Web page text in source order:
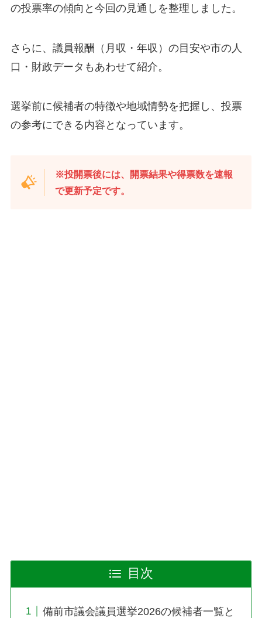
の投票率の傾向と今回の見通しを整理しました。
さらに、議員報酬（月収・年収）の目安や市の人
口・財政データもあわせて紹介。
選挙前に候補者の特徴や地域情勢を把握し、投票
の参考にできる内容となっています。
※投開票後には、開票結果や得票数を速報
で更新予定です。
目次
備前市議会議員選挙2026の候補者一覧と